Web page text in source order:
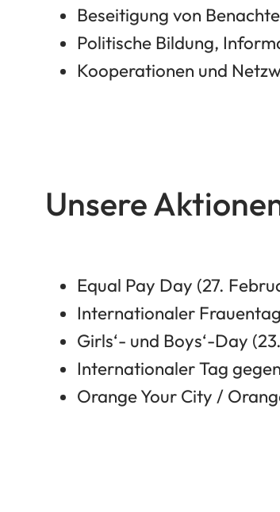
Beseitigung von
Politische Bildung,
Kooperationen und
Unsere
Equal Pay Day (27.
Internationaler
Girls‘- und Boys‘-Day
Internationaler Tag
Orange Your City /